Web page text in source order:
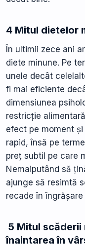
4 Mitul dietelor
În ultimii zece ani
diete minune. Pe
unele decât
fi mai eficiente
dimensiunea
restricție
efect pe moment
rapid, însă pe
preț subtil pe care
Nemaiputând să
ajunge să resimtă
recade în
5 Mitul scăderii
înaintarea în